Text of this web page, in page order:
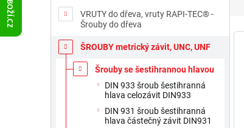
VRUTY do dřeva, vruty RAPI-TEC® -
Šrouby do dřeva
ŠROUBY metrický závit, UNC, UNF
Šrouby se šestihrannou hlavou
DIN 933 šroub šestihranná
hlava celozávit DIN933
DIN 931 šroub šestihranná
hlava částečný závit DIN931
nV